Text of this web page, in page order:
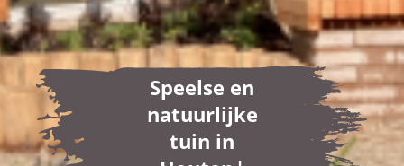
Speelse en
natuurlijke
tuin in